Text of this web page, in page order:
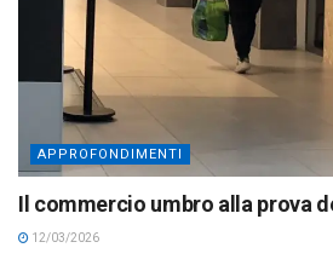
APPROFONDIMENTI
Il commercio umbro alla prova
12/03/2026